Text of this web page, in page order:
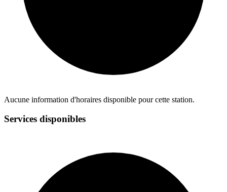
Aucune information d'horaires disponible pour cette station.
Services disponibles